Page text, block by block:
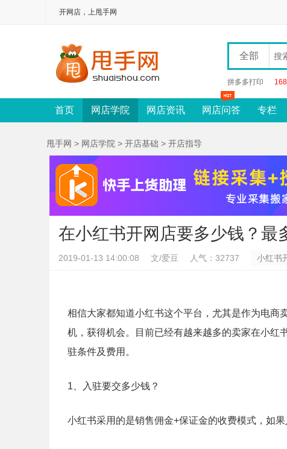
开网店，上甩手网
全部
拼多多打印
首页 网店学院 网店资讯 网店问答 专栏
甩手网 > 网店学院 > 开店基础 > 开店指导
在小红书开网店要多少钱？最
2019-01-13 14:00:08 文/爱豆 人气：32737 小红书
相信大家都知道小红书这个平台，尤其是作为电商
机，获得机会。目前已经有越来越多的卖家在小红
驻条件及费用。
1、入驻要交多少钱？
小红书采用的是销售佣金+保证金的收费模式，如